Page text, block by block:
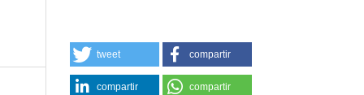
tweet compartir
compartir compartir